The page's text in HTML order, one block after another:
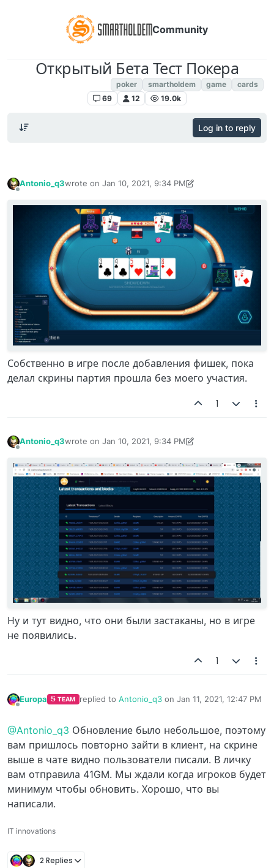
Community
Открытый Бета Тест Покера
poker smartholdem game
cards
69
12 19.0k
Log in to reply
Antonio_q3wrote on Jan 10, 2021, 9:34 PM
last edited by Antonio_q3Jan 10, 2021, 9:36 PM
Собственно в игре после добавления фишек, пока
делал скрины партия прошла без моего участия.
1
Offline
Antonio_q3wrote on Jan 10, 2021, 9:34 PM
last edited by Antonio_q3Jan 10, 2021, 9:37 PM
Ну и тут видно, что они были застаканы, но в игре
не появились.
1
Europa TEAM replied to Antonio_q3on Jan 11, 2021, 12:47 PM
last edited by
@Antonio_q3 Обновление было небольшое, поэтому
вам пришлось повторно зайти в клиент, на скрине
выше в чате видно пользователи писали. В личку
вам отправила 41GM. Мы ждали когда игроков будет
минимум чтобы обновить. Хорошо, что вы
написали.
IT innovations
2 Replies